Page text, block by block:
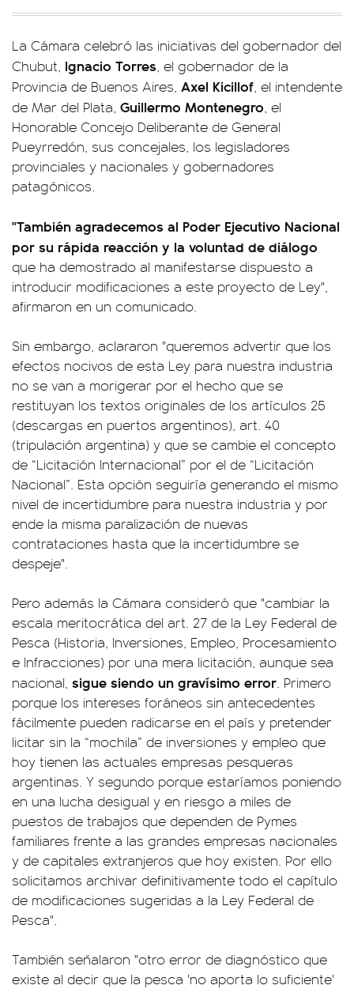
La Cámara celebró las iniciativas del gobernador del
Chubut, Ignacio Torres, el gobernador de la
Provincia de Buenos Aires, Axel Kicillof, el intendente
de Mar del Plata, Guillermo Montenegro, el
Honorable Concejo Deliberante de General
Pueyrredón, sus concejales, los legisladores
provinciales y nacionales y gobernadores
patagónicos.
"También agradecemos al Poder Ejecutivo Nacional
por su rápida reacción y la voluntad de diálogo
que ha demostrado al manifestarse dispuesto a
introducir modificaciones a este proyecto de Ley",
afirmaron en un comunicado.
Sin embargo, aclararon "queremos advertir que los
efectos nocivos de esta Ley para nuestra industria
no se van a morigerar por el hecho que se
restituyan los textos originales de los artículos 25
(descargas en puertos argentinos), art. 40
(tripulación argentina) y que se cambie el concepto
de “Licitación Internacional” por el de “Licitación
Nacional”. Esta opción seguiría generando el mismo
nivel de incertidumbre para nuestra industria y por
ende la misma paralización de nuevas
contrataciones hasta que la incertidumbre se
despeje".
Pero además la Cámara consideró que "cambiar la
escala meritocrática del art. 27 de la Ley Federal de
Pesca (Historia, Inversiones, Empleo, Procesamiento
e Infracciones) por una mera licitación, aunque sea
nacional, sigue siendo un gravísimo error. Primero
porque los intereses foráneos sin antecedentes
fácilmente pueden radicarse en el país y pretender
licitar sin la “mochila” de inversiones y empleo que
hoy tienen las actuales empresas pesqueras
argentinas. Y segundo porque estaríamos poniendo
en una lucha desigual y en riesgo a miles de
puestos de trabajos que dependen de Pymes
familiares frente a las grandes empresas nacionales
y de capitales extranjeros que hoy existen. Por ello
solicitamos archivar definitivamente todo el capítulo
de modificaciones sugeridas a la Ley Federal de
Pesca".
También señalaron "otro error de diagnóstico que
existe al decir que la pesca 'no aporta lo suficiente'